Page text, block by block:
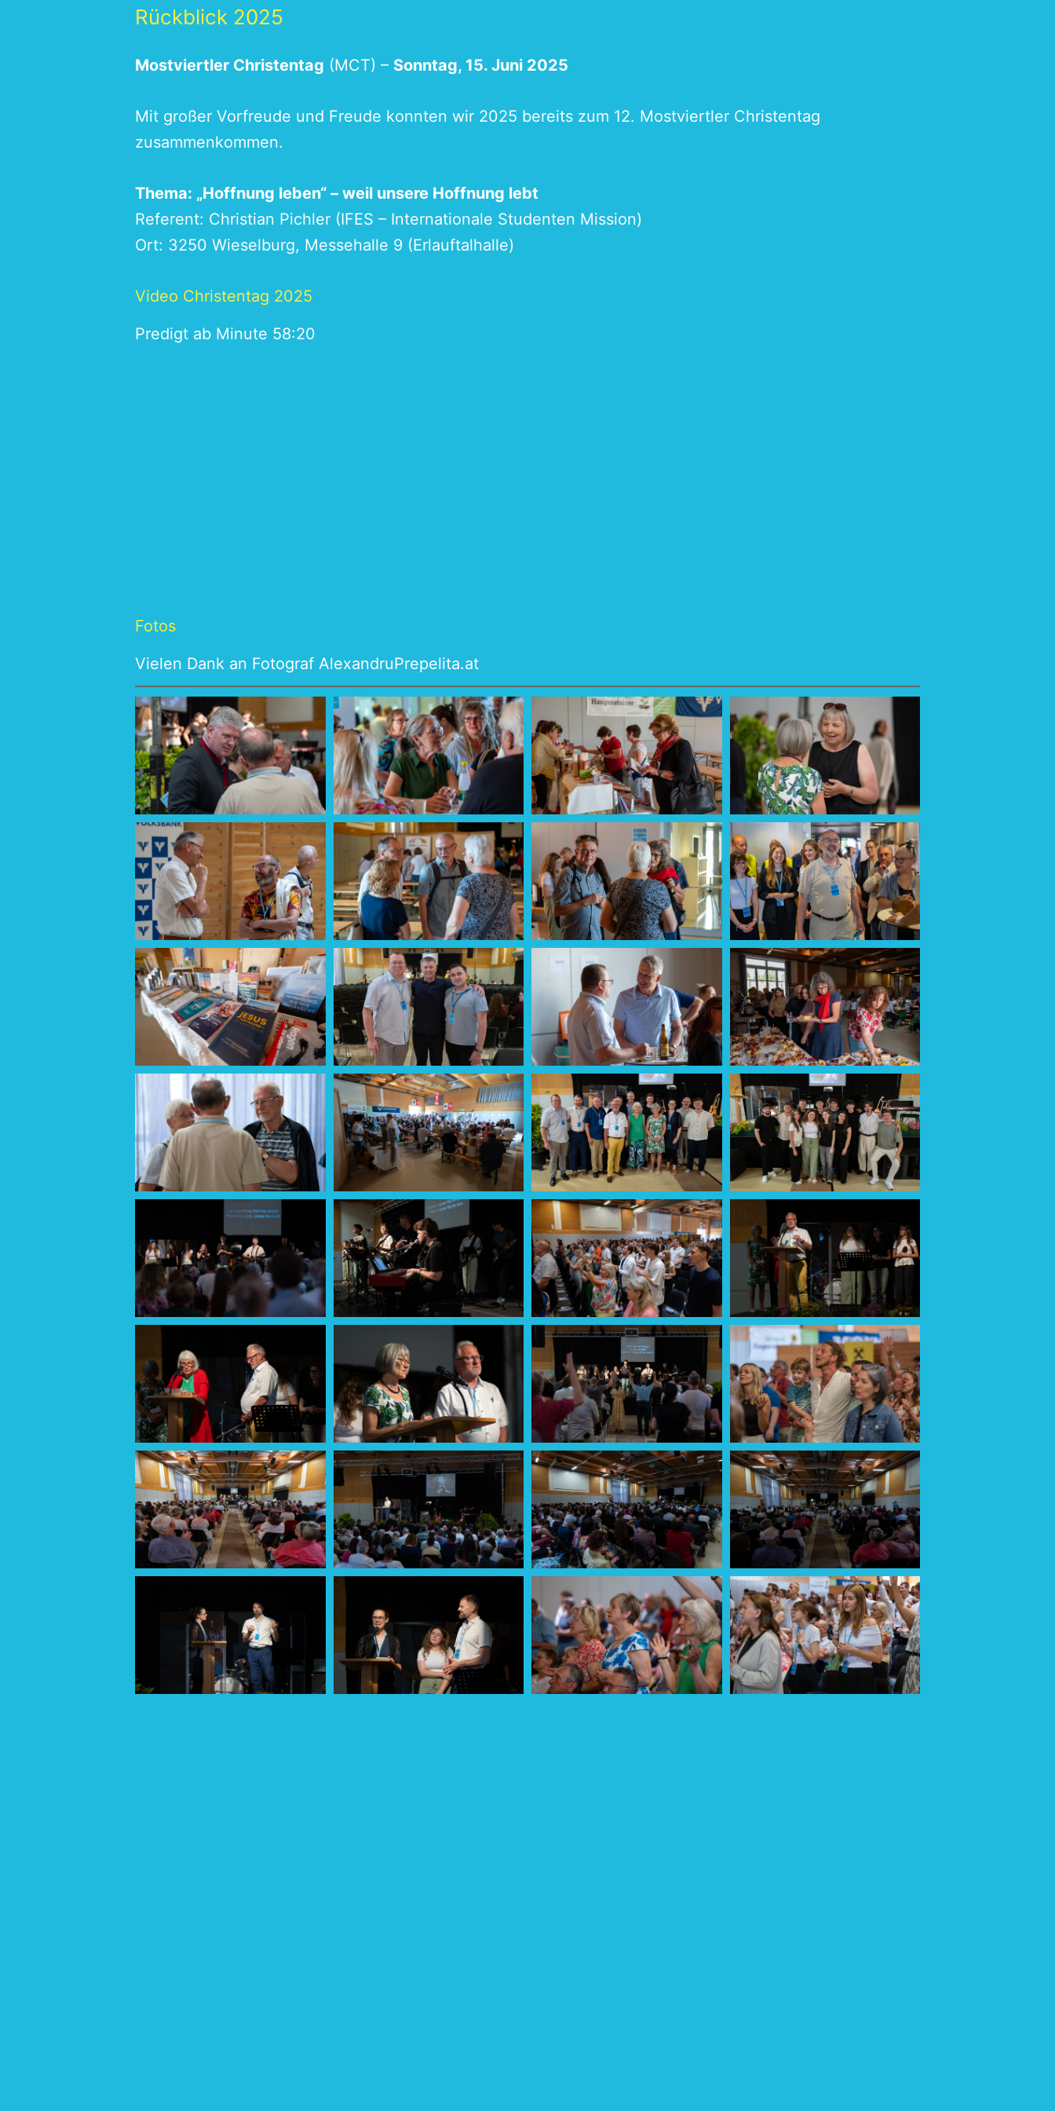
Rückblick 2025
Mostviertler Christentag (MCT) – Sonntag, 15. Juni 2025
Mit großer Vorfreude und Freude konnten wir 2025 bereits zum 12. Mostviertler Christentag
zusammenkommen.
Thema: „Hoffnung leben“ – weil unsere Hoffnung lebt
Referent: Christian Pichler (IFES – Internationale Studenten Mission)
Ort: 3250 Wieselburg, Messehalle 9 (Erlauftalhalle)
Video Christentag 2025
Predigt ab Minute 58:20
Fotos
Vielen Dank an Fotograf AlexandruPrepelita.at